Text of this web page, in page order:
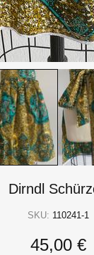
Dirndl
SKU: 110241-1
45,00 €